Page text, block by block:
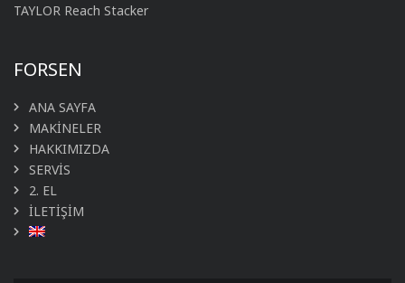
TAYLOR Reach Stacker
FORSEN
ANA SAYFA
MAKİNELER
HAKKIMIZDA
SERVİS
2. EL
İLETİŞİM